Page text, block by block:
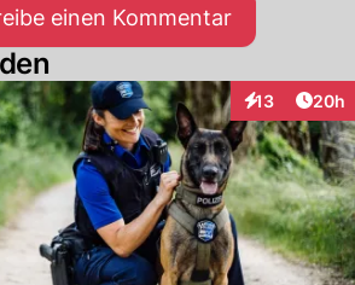
einen Kommentar
13
Interaktionen
20h